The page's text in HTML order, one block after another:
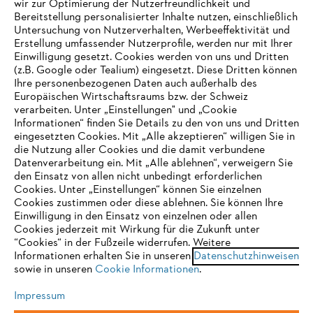
Häufig gestellte Fragen
Support
Datenschutz Impressum Cookies
Rechtliche Informationen
STIHL VERTRIEBS AG, 8617 Mönchaltorf
IHR BROWSER WIRD NICHT
UNTERSTÜTZT
Sie nutzen einen Browser, den wir noch nicht unterstützen. Für
eine optimale Nutzung unserer Seite empfehlen wir Ihnen, zu
einem der folgenden Browser zu wechseln:
wir zur Optimierung der Nutzerfreundlichkeit und
Bereitstellung personalisierter Inhalte nutzen, einschließlich
Untersuchung von Nutzerverhalten, Werbeeffektivität und
Erstellung umfassender Nutzerprofile, werden nur mit Ihrer
Einwilligung gesetzt. Cookies werden von uns und Dritten
(z.B. Google oder Tealium) eingesetzt. Diese Dritten können
Ihre personenbezogenen Daten auch außerhalb des
Europäischen Wirtschaftsraums bzw. der Schweiz
verarbeiten. Unter „Einstellungen" und „Cookie
Informationen“ finden Sie Details zu den von uns und Dritten
eingesetzten Cookies. Mit „Alle akzeptieren“ willigen Sie in
die Nutzung aller Cookies und die damit verbundene
Datenverarbeitung ein. Mit „Alle ablehnen“, verweigern Sie
den Einsatz von allen nicht unbedingt erforderlichen
Cookies. Unter „Einstellungen“ können Sie einzelnen
Cookies zustimmen oder diese ablehnen. Sie können Ihre
Einwilligung in den Einsatz von einzelnen oder allen
Cookies jederzeit mit Wirkung für die Zukunft unter
“Cookies“ in der Fußzeile widerrufen. Weitere
Informationen erhalten Sie in unseren Datenschutzhinweisen
sowie in unseren Cookie Informationen.
Impressum